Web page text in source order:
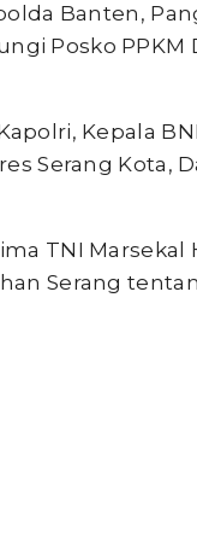
Banten,
Posko PPKM
Kepala
Serang Kota,
TNI
Serang